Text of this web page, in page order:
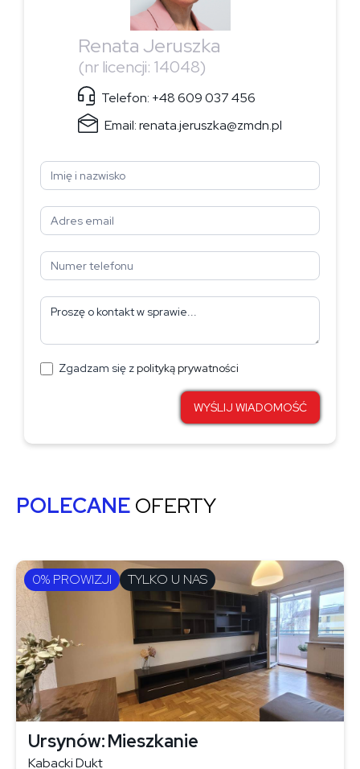
Renata Jeruszka
(nr licencji: 14048)
Telefon: +48 609 037 456
Email:renata.jeruszka@zmdn.pl
Formularz
-
Jeruszka
Zgadzam się z polityką prywatności
WYŚLIJ WIADOMOŚĆ
POLECANE OFERTY
0% PROWIZJI TYLKO U NAS
Ursynów Mieszkanie
Kabacki Dukt